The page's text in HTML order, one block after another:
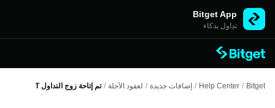
Bitget App
تداول بذكاء
Bitget
/
Help Center
/ إضافات جديدة / لعقود الآجلة / تم إتاحة زوج التداول IDOLUSDT لتداول العقود الآجلة وبرامج التداول الآلي الآن